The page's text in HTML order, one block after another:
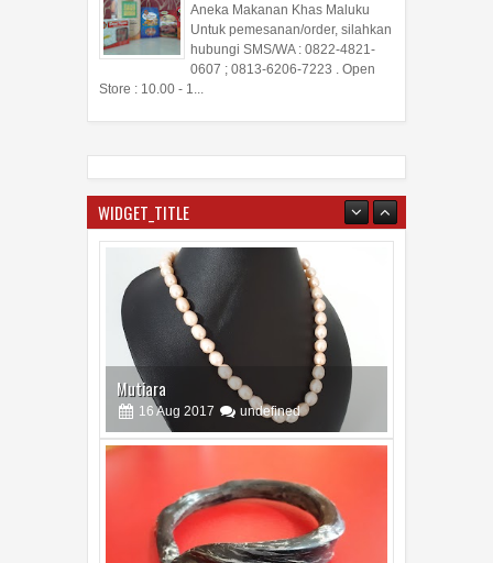
Aneka Makanan Khas Maluku
Untuk pemesanan/order, silahkan
hubungi SMS/WA : 0822-4821-
0607 ; 0813-6206-7223 . Open
Store : 10.00 - 1...
WIDGET_TITLE
Mutiara
Aug 2017
Aug 2017 undefined